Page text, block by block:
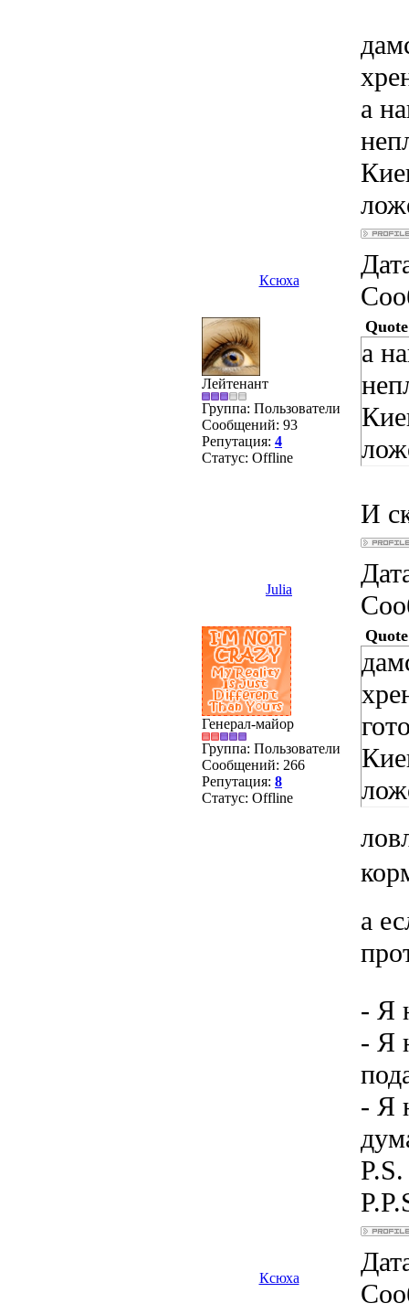
а
Ксюха
Лейтенант
Группа: Пользователи
Сообщений: 93
Репутация: 4
Статус: Offline
Quote
а
И
Julia
Генерал-майор
Группа: Пользователи
Сообщений: 266
Репутация: 8
Статус: Offline
Quote
а
- Я
- Я
- Я
Ксюха